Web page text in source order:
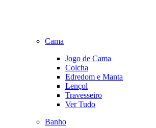
Cama
Jogo de Cama
Colcha
Edredom e Manta
Lençol
Travesseiro
Ver Tudo
Banho